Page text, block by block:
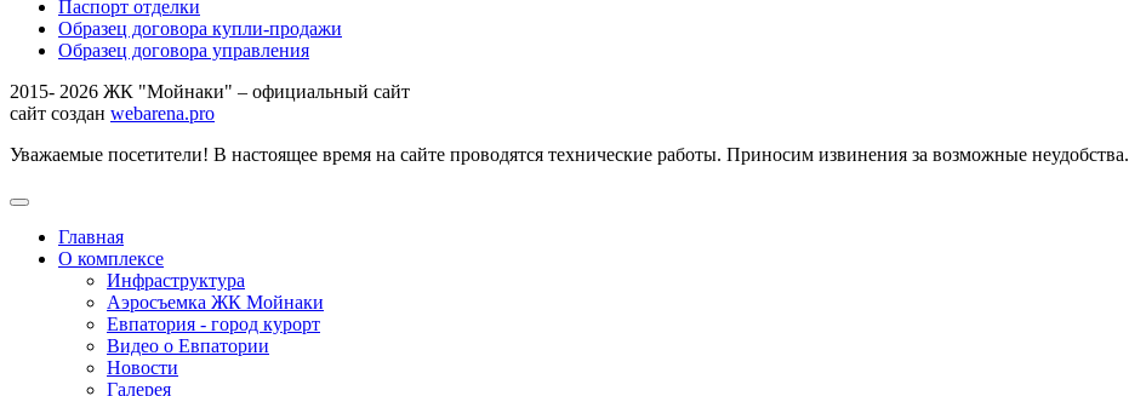
Паспорт отделки
Образец договора купли-продажи
Образец договора управления
2015- 2026 ЖК "Мойнаки" – официальный сайт
сайт создан webarena.pro
Уважаемые посетители! В настоящее время на сайте проводятся технические работы. Приносим извинения за возможные неудобства.
Главная
О комплексе
Инфраструктура
Аэросъемка ЖК Мойнаки
Евпатория - город курорт
Видео о Евпатории
Новости
Галерея